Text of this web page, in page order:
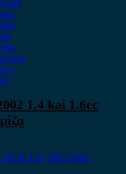
1.4 kai 1.6cc
111) 1997-2002